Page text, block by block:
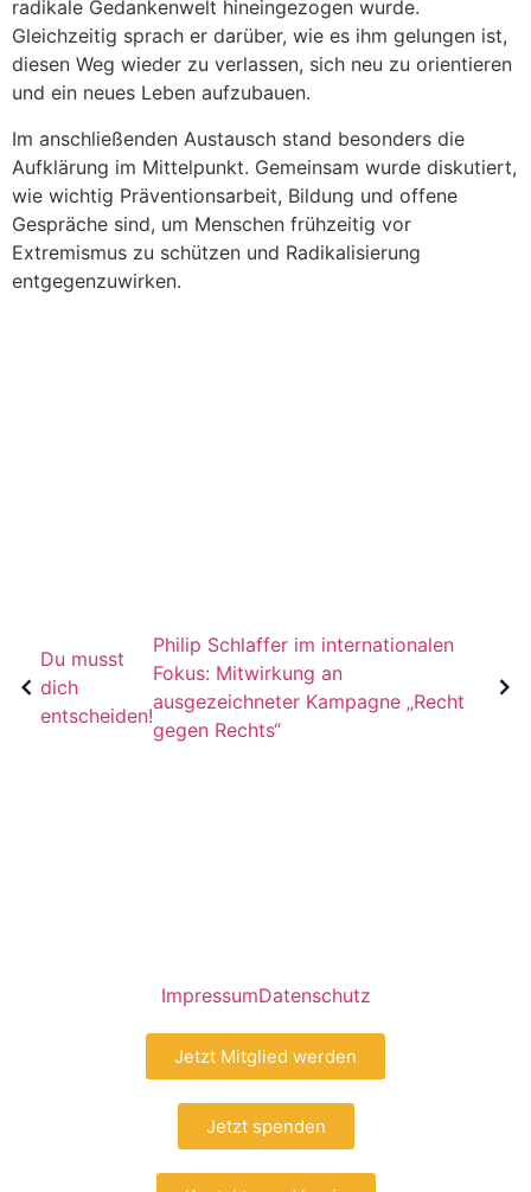
radikale Gedankenwelt hineingezogen wurde.
Gleichzeitig sprach er darüber, wie es ihm gelungen ist,
diesen Weg wieder zu verlassen, sich neu zu orientieren
und ein neues Leben aufzubauen.
Im anschließenden Austausch stand besonders die
Aufklärung im Mittelpunkt. Gemeinsam wurde diskutiert,
wie wichtig Präventionsarbeit, Bildung und offene
Gespräche sind, um Menschen frühzeitig vor
Extremismus zu schützen und Radikalisierung
entgegenzuwirken.
Du musst
dich
entscheiden!
Philip Schlaffer im internationalen
Fokus: Mitwirkung an
ausgezeichneter Kampagne „Recht
gegen Rechts“
ImpressumDatenschutz
Jetzt Mitglied werden
Jetzt spenden